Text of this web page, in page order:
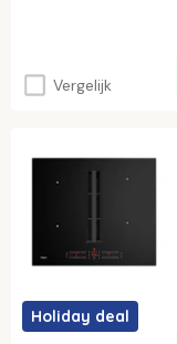
Vergelijk
Holiday deal